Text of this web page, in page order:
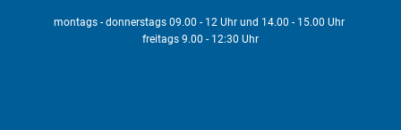
montags - donnerstags 09.00 - 12 Uhr und 14.00 - 15.00 Uhr
freitags 9.00 - 12:30 Uhr